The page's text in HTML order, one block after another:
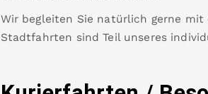
Wir begleiten Sie natürlich gerne mit
Stadtfahrten sind Teil unseres